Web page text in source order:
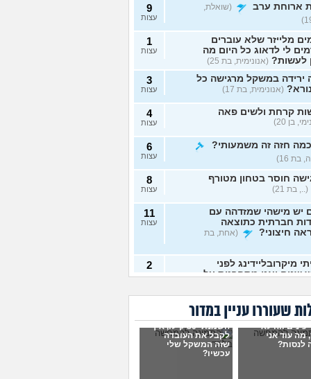
ארוחת ערב
(שואלת,
9
עצות
מלייזר שלא עוברים
לי לדאוג כל היום מה
לעשות? (אנונימית, בת 25)
1
עצות
ירידה במשקל מרגישה כל
(אנונימית, בת 17)
3
עצות
קרחת ולשים פאה
בן 20)
4
עצות
חזה זה משמעותי?
בת 16)
6
עצות
חוסר בטחון מטורף
(.., בת 21)
8
עצות
יש מישהי שמזדהה עם
חברתית כתוצאה
חיצוני?
(אחת, בת
11
עצות
מיקרובליידינג לפני
שנים ואני מתחרטת על
2
לדעת אם אני בחורה יפה?
כלפי חוץ?
בת 21)
אימוני כח יעילים יותר
מהירה במשקל גוף?
שעוררו עניין במדור
כינים וזה לא
מה עוד אני
לנסות?
השמנתי 30 קילו, איך
לקבל את העובדה
שזה המשקל שלי
עכשיו?